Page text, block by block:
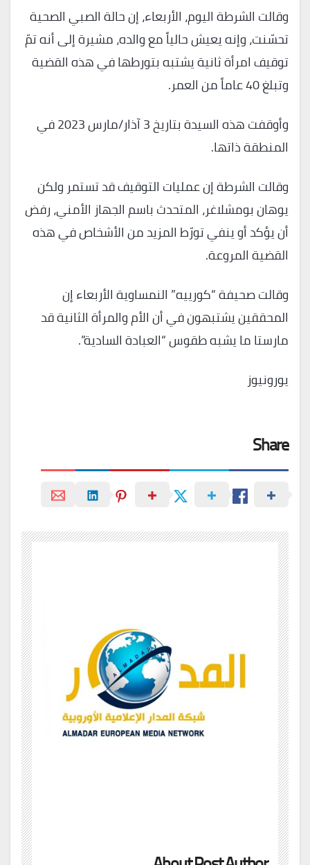
وقالت الشرطة اليوم، الأربعاء، إن حالة الصبي الصحية
تحسّنت، وإنه يعيش حالياً مع والده، مشيرة إلى أنه تمّ
توقيف امرأة ثانية يشتبه بتورطها في هذه القضية
وتبلغ 40 عاماً من العمر.
وأوقفت هذه السيدة بتاريخ 3 آذار/مارس 2023 في
المنطقة ذاتها.
وقالت الشرطة إن عمليات التوقيف قد تستمر ولكن
يوهان بومشلاغر، المتحدث باسم الجهاز الأمني، رفض
أن يؤكد أو ينفي تورّط المزيد من الأشخاص في هذه
القضية المروعة.
وقالت صحيفة “كورييه” النمساوية الأربعاء إن
المحققين يشتبهون في أن الأم والمرأة الثانية قد
مارستا ما يشبه طقوس “العبادة السادية”.
يورونيوز
Share